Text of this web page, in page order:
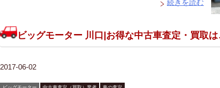
続きを読む
ビッグモーター 川口|お得な中古車査定・買取
2017-06-02